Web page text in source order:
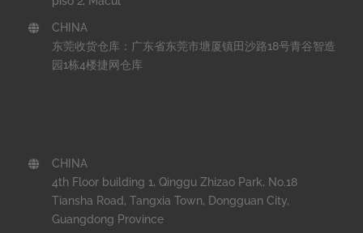
CHINA
东莞收货仓库：广东省东莞市塘厦镇田沙路18号青谷智造
园1栋4楼捷网仓库
CHINA
4th Floor building 1, Qinggu Zhizao Park, No.18
Tiansha Road, Tangxia Town, Dongguan City,
Guangdong Province